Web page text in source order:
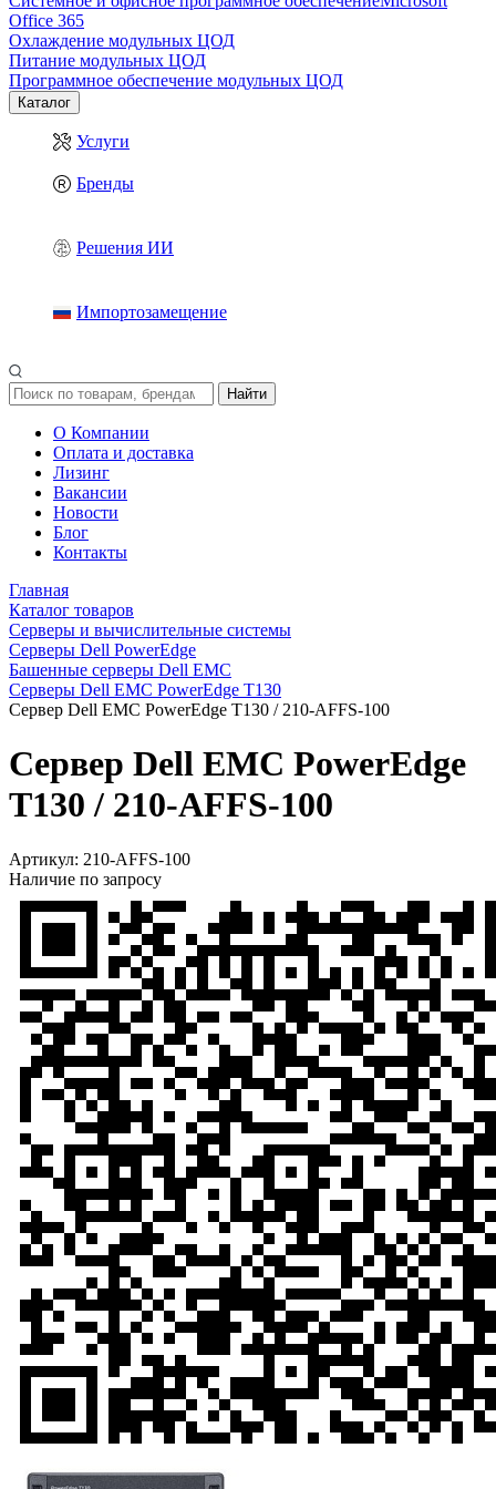
Office 365
Охлаждение модульных ЦОД
Питание модульных ЦОД
Программное обеспечение модульных ЦОД
Каталог
Услуги
Бренды
Решения ИИ
Импортозамещение
Найти
О Компании
Оплата и доставка
Лизинг
Вакансии
Новости
Блог
Контакты
Главная
Каталог товаров
Серверы и вычислительные системы
Серверы Dell PowerEdge
Башенные серверы Dell EMC
Серверы Dell EMC PowerEdge T130
Сервер Dell EMC PowerEdge T130 / 210-AFFS-100
Сервер Dell EMC PowerEdge
T130 / 210-AFFS-100
Артикул: 210-AFFS-100
Наличие по запросу